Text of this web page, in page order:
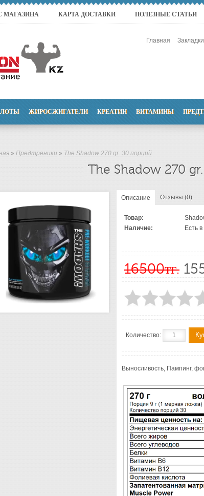
МАГАЗИНА КАРТА ДОСТАВКИ ПОЛЕЗНЫЕ СТАТЬИ
Главная
ЖИРОСЖИГАТЕЛИ КРЕАТИН ВИТАМИНЫ
» Предтреники » The Shadow 270 gr. 30 порций
The Shadow 270
Описание Отзывы (0)
Товар:
Наличие:
Есть
16500тг.
Количество:
Выносливость, Пампинг,